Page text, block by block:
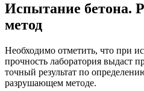
Испытание бетона.
метод
Необходимо отметить, что при
прочность лаборатория выдаст
точный результат по
разрушающем методе.